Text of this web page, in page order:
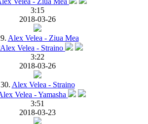
3:15
2018-03-26
Alex Velea - Ziua Mea
3:22
2018-03-26
30. Alex Velea - Straino
3:51
2018-03-23